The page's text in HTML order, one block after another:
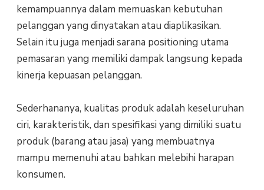
kemampuannya dalam memuaskan kebutuhan
pelanggan yang dinyatakan atau diaplikasikan.
Selain itu juga menjadi sarana positioning utama
pemasaran yang memiliki dampak langsung kepada
kinerja kepuasan pelanggan.
Sederhananya, kualitas produk adalah keseluruhan
ciri, karakteristik, dan spesifikasi yang dimiliki suatu
produk (barang atau jasa) yang membuatnya
mampu memenuhi atau bahkan melebihi harapan
konsumen.